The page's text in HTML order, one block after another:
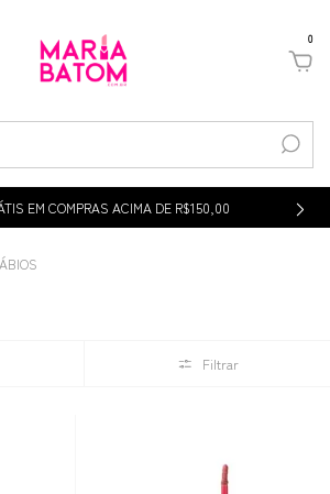
0
EM COMPRAS ACIMA DE R$150,00
Filtrar